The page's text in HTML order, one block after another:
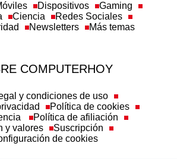
Dispositivos
Gaming
Ciencia
Redes Sociales
Newsletters Más temas
COMPUTERHOY
y condiciones de uso
Política de cookies
Política de afiliación
y valores
Suscripción
de cookies